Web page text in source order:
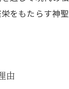
をもたらす神
由